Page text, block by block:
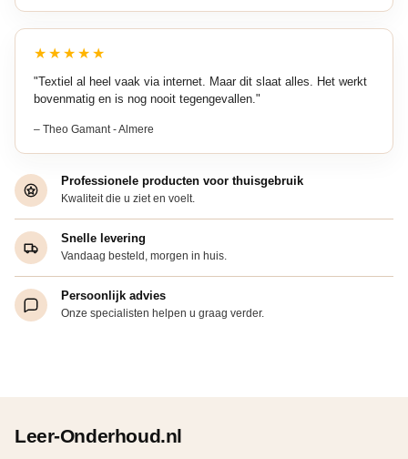
★★★★★
"Textiel al heel vaak via internet. Maar dit slaat alles. Het werkt
bovenmatig en is nog nooit tegengevallen."
– Theo Gamant - Almere
Professionele producten voor thuisgebruik
Kwaliteit die u ziet en voelt.
Snelle levering
Vandaag besteld, morgen in huis.
Persoonlijk advies
Onze specialisten helpen u graag verder.
Leer-Onderhoud.nl